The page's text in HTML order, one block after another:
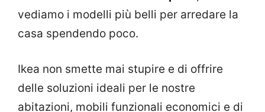
vediamo i modelli più belli per arredare la
casa spendendo poco.
Ikea non smette mai stupire e di offrire
delle soluzioni ideali per le nostre
abitazioni, mobili funzionali economici e di